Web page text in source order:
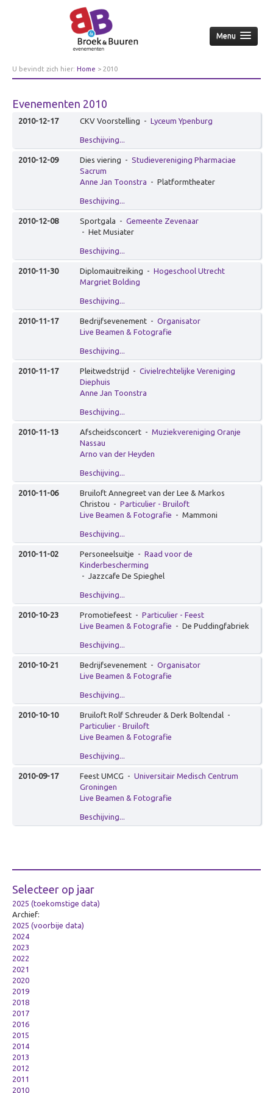
Menu
Aanpak
Nieuws & achtergrond
Contact
Over opdrachtgevers
Bedrijfsleven
Betekenisvol cadeau
Ervaring creëren
Over Ervaring creëren
De Theater-wasstraat
De (Bell)Butlers
Ontdek je plekje
Dagverwarming
Over Visualiseren
Live Beamen & Fotografie
Animatie
Theater & Cabaret
Over Theater & Cabaret
Improvisatie Theater
Cabaret op maat
Leren & inspireren
Over Leren & inspireren
Over Presentatie & Gesprek
TALK
U bevindt zich hier: Home > 2010
Evenementen 2010
2010-12-17 CKV Voorstelling - Lyceum Ypenburg
Beschijving...
2010-12-09 Dies viering - Studievereniging Pharmaciae
Sacrum
Anne Jan Toonstra - Platformtheater
Beschijving...
2010-12-08 Sportgala - Gemeente Zevenaar
- Het Musiater
Beschijving...
2010-11-30 Diplomauitreiking - Hogeschool Utrecht
Margriet Bolding
Beschijving...
2010-11-17 Bedrijfsevenement - Organisator
Live Beamen & Fotografie
Beschijving...
2010-11-17 Pleitwedstrijd - Civielrechtelijke Vereniging
Diephuis
Anne Jan Toonstra
Beschijving...
2010-11-13 Afscheidsconcert - Muziekvereniging Oranje
Nassau
Arno van der Heyden
Beschijving...
2010-11-06
Bruiloft Annegreet van der Lee & Markos
Christou - Particulier - Bruiloft
Live Beamen & Fotografie - Mammoni
Beschijving...
2010-11-02 Personeelsuitje - Raad voor de
Kinderbescherming
- Jazzcafe De Spieghel
Beschijving...
2010-10-23 Promotiefeest - Particulier - Feest
Live Beamen & Fotografie - De Puddingfabriek
Beschijving...
2010-10-21 Bedrijfsevenement - Organisator
Live Beamen & Fotografie
Beschijving...
2010-10-10 Bruiloft Rolf Schreuder & Derk Boltendal -
Particulier - Bruiloft
Live Beamen & Fotografie
Beschijving...
2010-09-17 Feest UMCG - Universitair Medisch Centrum
Groningen
Live Beamen & Fotografie
Beschijving...
Selecteer op jaar
2025 (toekomstige data)
Archief:
2025 (voorbije data)
2024
2023
2022
2021
2020
2019
2018
2017
2016
2015
2014
2013
2012
2011
2010